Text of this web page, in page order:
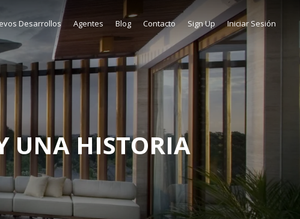
Sign Up Iniciar Sesión
Desarrollos Agentes Blog Contacto
UNA HISTORIA